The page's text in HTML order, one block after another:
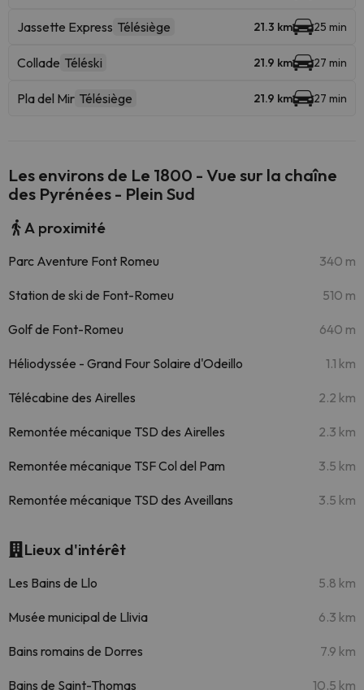
Jassette Express Télésiège 21.3 km 25 min
Collade Téléski 21.9 km 27 min
Pla del Mir Télésiège 21.9 km 27 min
Les environs de Le 1800 - Vue sur la chaîne
des Pyrénées - Plein Sud
A proximité
Parc Aventure Font Romeu 340 m
Station de ski de Font-Romeu 510 m
Golf de Font-Romeu 640 m
Héliodyssée - Grand Four Solaire d'Odeillo 1.1 km
Télécabine des Airelles 2.2 km
Remontée mécanique TSD des Airelles 2.3 km
Remontée mécanique TSF Col del Pam 3.5 km
Remontée mécanique TSD des Aveillans 3.5 km
Lieux d'intérêt
Les Bains de Llo 5.8 km
Musée municipal de Llivia 6.3 km
Bains romains de Dorres 7.9 km
Bains de Saint-Thomas 10.5 km